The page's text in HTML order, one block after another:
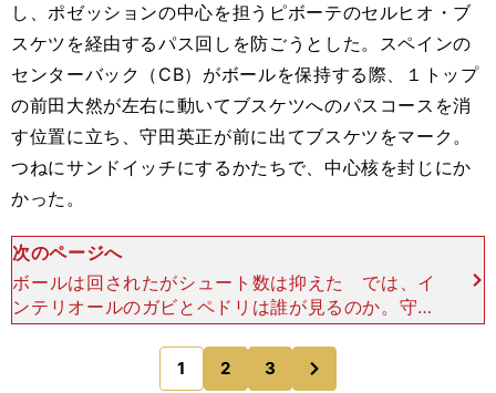
し、ポゼッションの中心を担うピボーテのセルヒオ・ブ
スケツを経由するパス回しを防ごうとした。スペインの
センターバック（CB）がボールを保持する際、１トップ
の前田大然が左右に動いてブスケツへのパスコースを消
す位置に立ち、守田英正が前に出てブスケツをマーク。
つねにサンドイッチにするかたちで、中心核を封じにか
かった。
次のページへ
ボールは回されたがシュート数は抑えた では、イ
ンテリオールのガビとペドリは誰が見るのか。守田
が前に出れば、中盤は「田中碧対ガビ＆ペドリ」と
いう１対２の数的不利に陥る。そこで日本は、攻撃
が左サイドに偏
1 2 3